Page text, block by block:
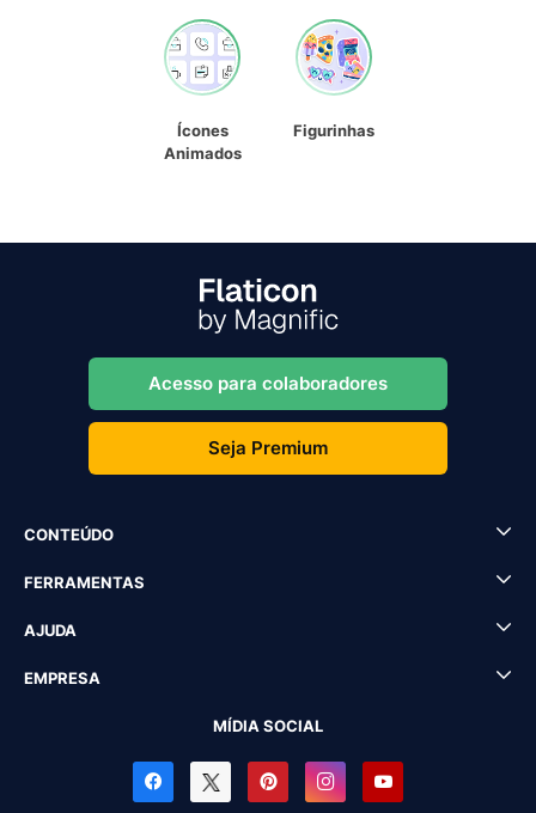
Ícones
Animados
Figurinhas
Acesso para colaboradores
Seja Premium
CONTEÚDO
FERRAMENTAS
AJUDA
EMPRESA
MÍDIA SOCIAL